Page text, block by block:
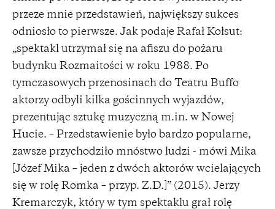
przeze mnie przedstawień, największy sukces
odniosło to pierwsze. Jak podaje Rafał Kołsut:
„spektakl utrzymał się na afiszu do pożaru
budynku Rozmaitości w roku 1988. Po
tymczasowych przenosinach do Teatru Buffo
aktorzy odbyli kilka gościnnych wyjazdów,
prezentując sztukę muzyczną m.in. w Nowej
Hucie. – Przedstawienie było bardzo popularne,
zawsze przychodziło mnóstwo ludzi - mówi Mika
[Józef Mika – jeden z dwóch aktorów wcielających
się w rolę Romka – przyp. Z.D.]” (2015). Jerzy
Kremarczyk, który w tym spektaklu grał rolę